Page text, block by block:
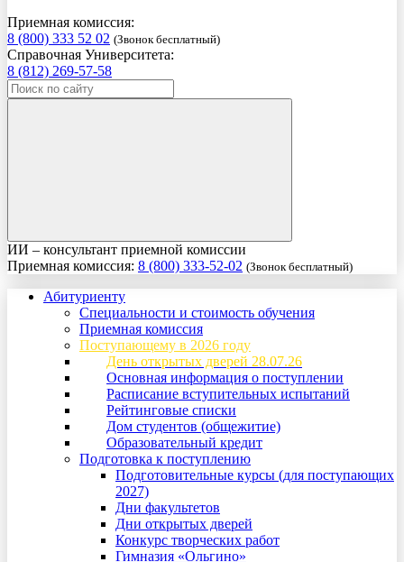
Приемная комиссия:
8 (800) 333 52 02 (Звонок бесплатный)
Справочная Университета:
8 (812) 269-57-58
ИИ – консультант приемной комиссии
Приемная комиссия: 8 (800) 333-52-02 (Звонок бесплатный)
Абитуриенту
Специальности и стоимость обучения
Приемная комиссия
Поступающему в 2026 году
День открытых дверей 28.07.26
Основная информация о поступлении
Расписание вступительных испытаний
Рейтинговые списки
Дом студентов (общежитие)
Образовательный кредит
Подготовка к поступлению
Подготовительные курсы (для поступающих
2027)
Дни факультетов
Дни открытых дверей
Конкурс творческих работ
Гимназия «Ольгино»